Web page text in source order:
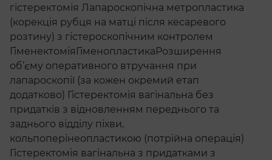
гістеректомія Лапароскопічна метропластика
(корекція рубця на матці після кесаревого
розтину) з гістероскопічним контролем
ГіменектоміяГіменопластикаРозширення
об’єму оперативного втручання при
лапароскопії (за кожен окремий етап
додатково) Гістеректомія вагінальна без
придатків з відновленням переднього та
заднього відділу піхви,
кольпоперінеопластикою (потрійна операція)
Гістеректомія вагінальна з придатками з